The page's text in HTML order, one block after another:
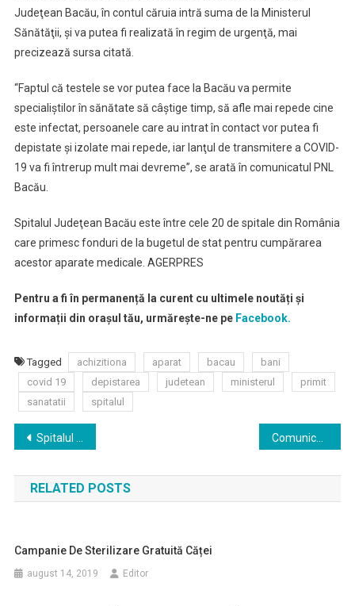
Ministerul
Sănătăţii
Achiziţiona
Un
Pentru
Covid-
Judeţean Bacău, în contul căruia intră suma de la Ministerul
Sănătăţii, şi va putea fi realizată în regim de urgenţă, mai
precizează sursa citată.
“Faptul că testele se vor putea face la Bacău va permite
specialiştilor în sănătate să câştige timp, să afle mai repede cine
este infectat, persoanele care au intrat în contact vor putea fi
depistate şi izolate mai repede, iar lanţul de transmitere a COVID-
19 va fi întrerup mult mai devreme”, se arată în comunicatul PNL
Bacău.
Spitalul Judeţean Bacău este între cele 20 de spitale din România
care primesc fonduri de la bugetul de stat pentru cumpărarea
acestor aparate medicale. AGERPRES
Pentru a fi în permanență la curent cu ultimele noutăți și
informații din orașul tău, urmărește-ne peFacebook.
Tagged achizitiona aparat bacau
bani
covid 19
depistarea judetean ministerul
primit
sanatatii
spitalul
Navigare
în
articole
Spitalul din Buhusi angajeaza fara concurs medici pentru ATI, Boli Infectioase si Medicina de Urgenta
RELATED POSTS
Campanie De Sterilizare Gratuită Căței
august 14, 2019 Editor